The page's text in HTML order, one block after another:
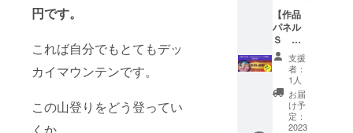
円です。
これば自分でもとてもデッ
カイマウンテンです。
この山登りをどう登ってい
入くだ
さい。
※備考欄
にご記
載がな
い場
合、シ
ステム
を通し
て確認
とお礼
のお手
紙を心
を込め
てお届
けしま
す。 作
品集規
格：A4
サイ
【作品
パネル
Ｓ ク
ラウド
ファン
ディン
グ限
定！
20％OF
F】
支援
者：
1人
お届
け予
定：
2023